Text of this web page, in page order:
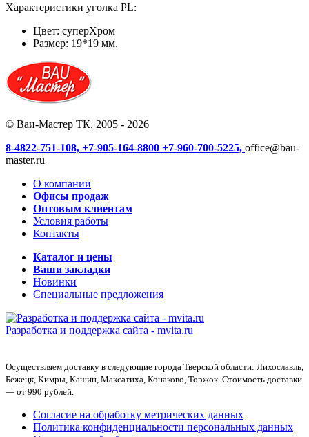
Характеристики уголка PL:
Цвет: суперХром
Размер: 19*19 мм.
© Ваи-Мастер ТК, 2005 - 2026
8-4822-751-108, +7-905-164-8800 +7-960-700-5225, office@bau-
master.ru
О компании
Офисы продаж
Оптовым клиентам
Условия работы
Контакты
Каталог и цены
Ваши закладки
Новинки
Специальные предложения
Разработка и поддержка сайта - mvita.ru
Осуществляем доставку в следующие города Тверской области: Лихославль,
Бежецк, Кимры, Кашин, Максатиха, Конаково, Торжок. Стоимость доставки
— от 990 рублей.
Согласие на обработку метрических данных
Политика конфиденциальности персональных данных